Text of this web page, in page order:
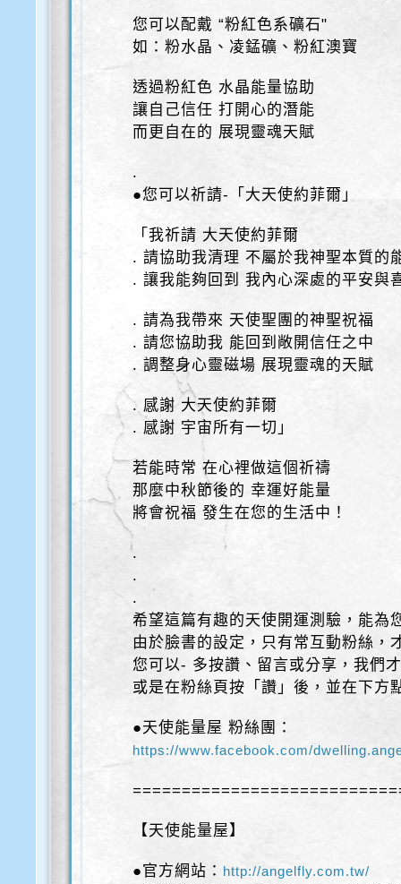
您可以配戴 “粉紅色系礦石"
如：粉水晶、凌錳礦、粉紅澳寶
透過粉紅色 水晶能量協助
讓自己信任 打開心的潛能
而更自在的 展現靈魂天賦
.
●您可以祈請-「大天使約菲爾」
「我祈請 大天使約菲爾
. 請協助我清理 不屬於我神聖本質的
. 讓我能夠回到 我內心深處的平安與
. 請為我帶來 天使聖團的神聖祝福
. 請您協助我 能回到敞開信任之中
. 調整身心靈磁場 展現靈魂的天賦
. 感謝 大天使約菲爾
. 感謝 宇宙所有一切」
若能時常 在心裡做這個祈禱
那麼中秋節後的 幸運好能量
將會祝福 發生在您的生活中！
.
.
.
希望這篇有趣的天使開運測驗，能為
由於臉書的設定，只有常互動粉絲，
您可以- 多按讚、留言或分享，我們
或是在粉絲頁按「讚」後，並在下方
●天使能量屋 粉絲團：
https://www.facebook.com/
【天使能量屋】
●官方網站： http://angelfly.com.tw/